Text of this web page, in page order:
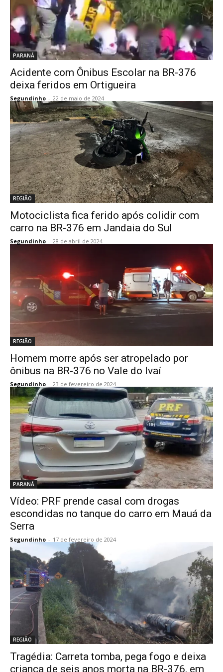
PARANÁ
Acidente com Ônibus Escolar na BR-376
deixa feridos em Ortigueira
Segundinho - 22 de maio de 2024
REGIÃO
Motociclista fica ferido após colidir com
carro na BR-376 em Jandaia do Sul
Segundinho - 28 de abril de 2024
REGIÃO
Homem morre após ser atropelado por
ônibus na BR-376 no Vale do Ivaí
Segundinho - 23 de fevereiro de 2024
PARANÁ
Vídeo: PRF prende casal com drogas
escondidas no tanque do carro em Mauá da
Serra
Segundinho - 17 de fevereiro de 2024
REGIÃO
Tragédia: Carreta tomba, pega fogo e deixa
criança de seis anos morta na BR-376, em